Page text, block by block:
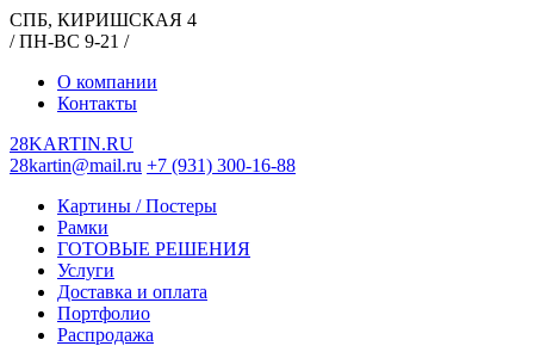
СПБ, КИРИШСКАЯ 4
/ ПН-ВС 9-21 /
О компании
Контакты
28KARTIN.RU
28kartin@mail.ru +7 (931) 300-16-88
Картины / Постеры
Рамки
ГОТОВЫЕ РЕШЕНИЯ
Услуги
Доставка и оплата
Портфолио
Распродажа